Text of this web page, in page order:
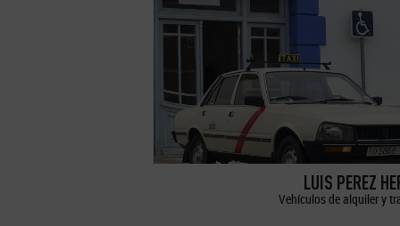
LUIS PEREZ
Vehículos de alquiler y